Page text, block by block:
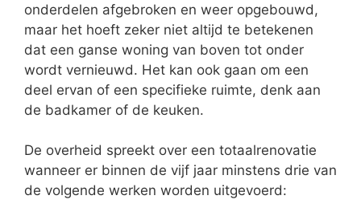
onderdelen afgebroken en weer opgebouwd,
maar het hoeft zeker niet altijd te betekenen
dat een ganse woning van boven tot onder
wordt vernieuwd. Het kan ook gaan om een
deel ervan of een specifieke ruimte, denk aan
de badkamer of de keuken.
De overheid spreekt over een totaalrenovatie
wanneer er binnen de vijf jaar minstens drie van
de volgende werken worden uitgevoerd: